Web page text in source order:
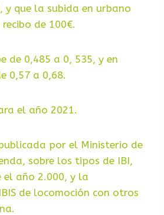
y que la subida en urbano
de 100€.
de 0,485 a 0, 535, y en
0,57 a 0,68.
el año 2021.
por el Ministerio de
sobre los tipos de IBI,
el año 2.000, y la
de locomoción con otros